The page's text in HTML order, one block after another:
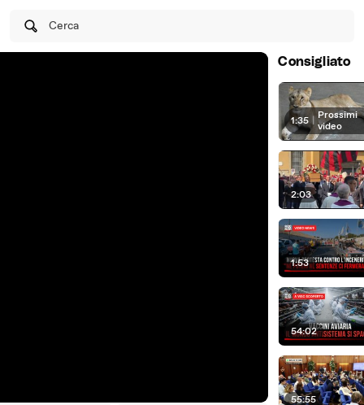
Cerca
Consigliato
1:35 | Prossimi
video
2:03
1:53
54:02
55:55